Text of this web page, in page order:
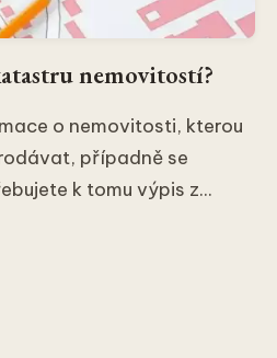
nemovitostí?
o nemovitosti, kterou
případně se
k tomu výpis z...